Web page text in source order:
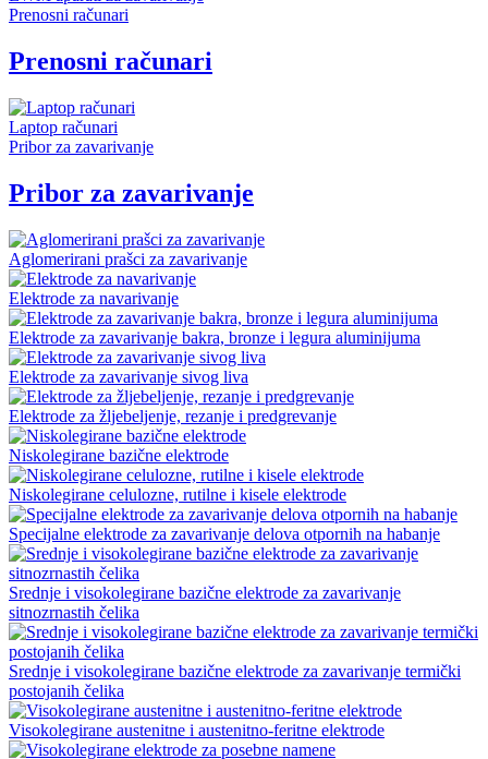
Prenosni računari
Prenosni računari
Laptop računari
Pribor za zavarivanje
Pribor za zavarivanje
Aglomerirani prašci za zavarivanje
Elektrode za navarivanje
Elektrode za zavarivanje bakra, bronze i legura aluminijuma
Elektrode za zavarivanje sivog liva
Elektrode za žljebeljenje, rezanje i predgrevanje
Niskolegirane bazične elektrode
Niskolegirane celulozne, rutilne i kisele elektrode
Specijalne elektrode za zavarivanje delova otpornih na habanje
Srednje i visokolegirane bazične elektrode za zavarivanje
sitnozrnastih čelika
Srednje i visokolegirane bazične elektrode za zavarivanje termički
postojanih čelika
Visokolegirane austenitne i austenitno-feritne elektrode